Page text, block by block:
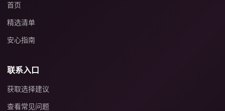
首页
精选清单
安心指南
联系入口
获取选择建议
查看常见问题